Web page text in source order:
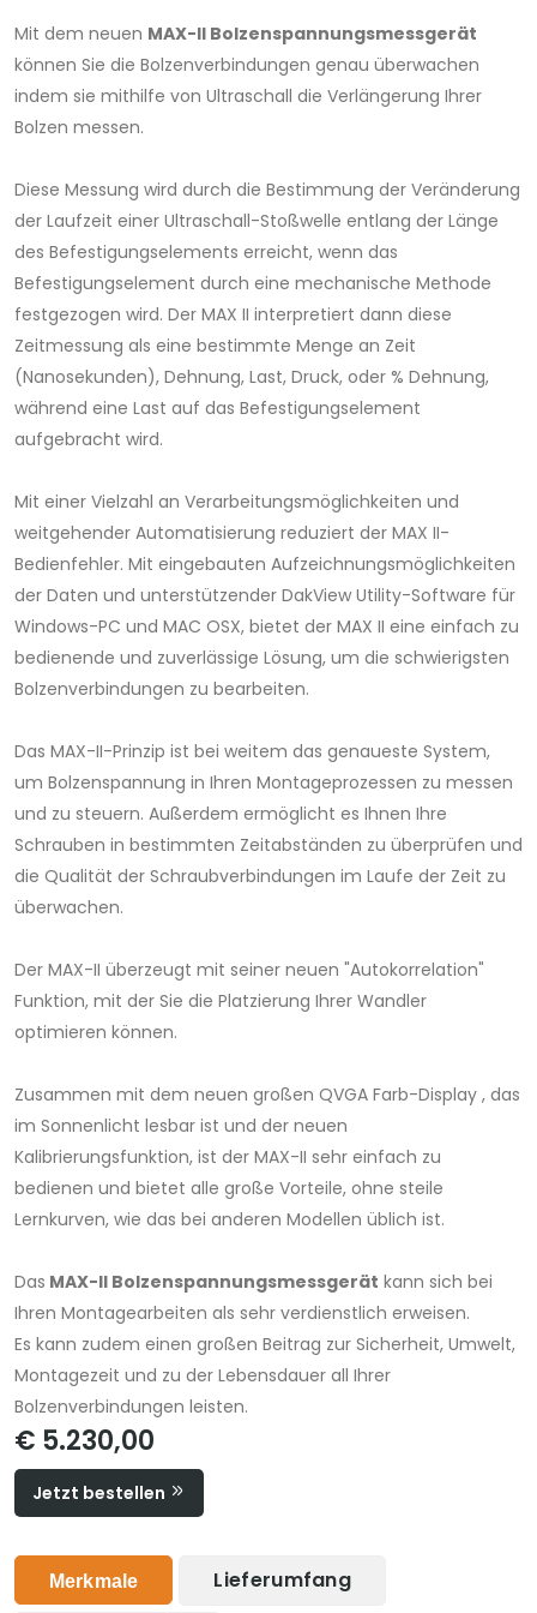
Mit dem neuen MAX-II Bolzenspannungsmessgerät
können Sie die Bolzenverbindungen genau überwachen
indem sie mithilfe von Ultraschall die Verlängerung Ihrer
Bolzen messen.
Diese Messung wird durch die Bestimmung der Veränderung
der Laufzeit einer Ultraschall-Stoßwelle entlang der Länge
des Befestigungselements erreicht, wenn das
Befestigungselement durch eine mechanische Methode
festgezogen wird. Der MAX II interpretiert dann diese
Zeitmessung als eine bestimmte Menge an Zeit
(Nanosekunden), Dehnung, Last, Druck, oder % Dehnung,
während eine Last auf das Befestigungselement
aufgebracht wird.
Mit einer Vielzahl an Verarbeitungsmöglichkeiten und
weitgehender Automatisierung reduziert der MAX II-
Bedienfehler. Mit eingebauten Aufzeichnungsmöglichkeiten
der Daten und unterstützender DakView Utility-Software für
Windows-PC und MAC OSX, bietet der MAX II eine einfach zu
bedienende und zuverlässige Lösung, um die schwierigsten
Bolzenverbindungen zu bearbeiten.
Das MAX-II-Prinzip ist bei weitem das genaueste System,
um Bolzenspannung in Ihren Montageprozessen zu messen
und zu steuern. Außerdem ermöglicht es Ihnen Ihre
Schrauben in bestimmten Zeitabständen zu überprüfen und
die Qualität der Schraubverbindungen im Laufe der Zeit zu
überwachen.
Der MAX-II überzeugt mit seiner neuen "Autokorrelation"
Funktion, mit der Sie die Platzierung Ihrer Wandler
optimieren können.
Zusammen mit dem neuen großen QVGA Farb-Display , das
im Sonnenlicht lesbar ist und der neuen
Kalibrierungsfunktion, ist der MAX-II sehr einfach zu
bedienen und bietet alle große Vorteile, ohne steile
Lernkurven, wie das bei anderen Modellen üblich ist.
Das MAX-II Bolzenspannungsmessgerät kann sich bei
Ihren Montagearbeiten als sehr verdienstlich erweisen.
Es kann zudem einen großen Beitrag zur Sicherheit, Umwelt,
Montagezeit und zu der Lebensdauer all Ihrer
Bolzenverbindungen leisten.
€ 5.230,00
Jetzt bestellen
Merkmale Lieferumfang